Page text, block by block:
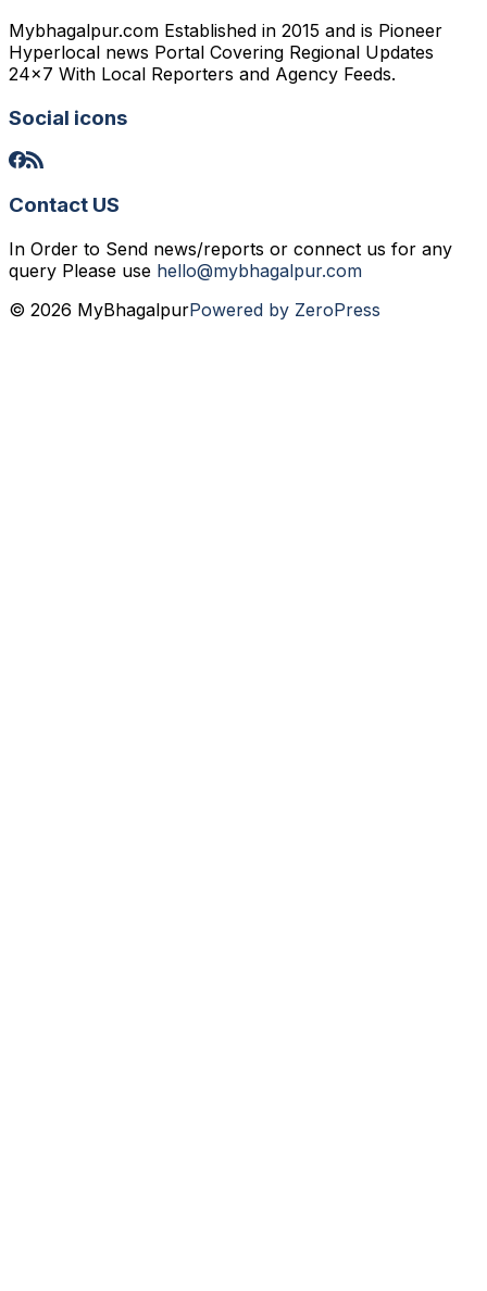
Mybhagalpur.com Established in 2015 and is Pioneer
Hyperlocal news Portal Covering Regional Updates
24x7 With Local Reporters and Agency Feeds.
Social icons
Contact US
In Order to Send news/reports or connect us for any
query Please use hello@mybhagalpur.com
© 2026 MyBhagalpurPowered by ZeroPress